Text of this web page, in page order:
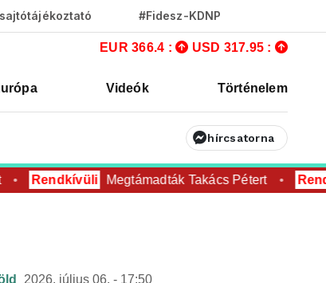
#Fidesz-KDNP
EUR 366.4 : USD 317.95 :
Videók Történelem
hírcsatorna
Rendkívüli Megtámadták Takács Pétert
2026. július 06. - 17:50